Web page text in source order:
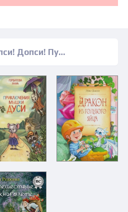
Игорь Жуков" книги читать бесплатно полные версии